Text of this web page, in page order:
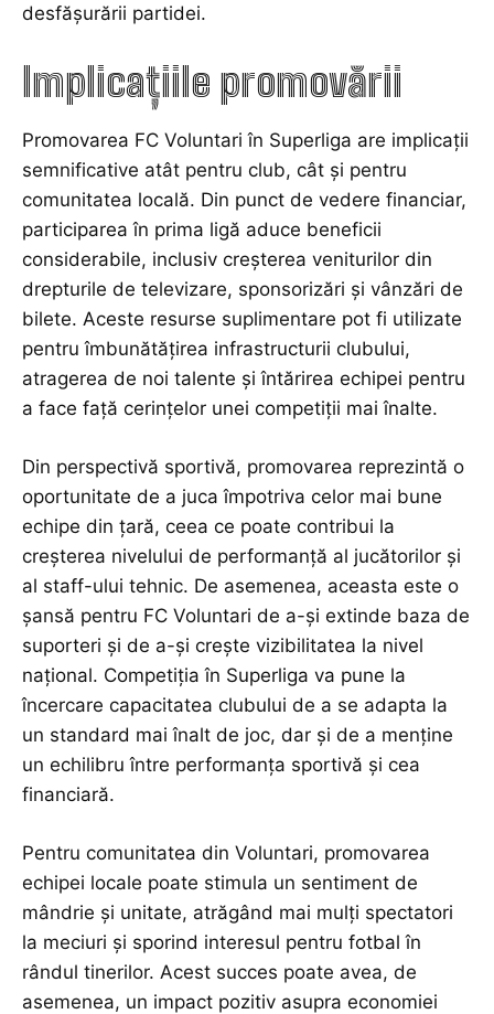
desfășurării partidei.
Implicațiile promovării
Promovarea FC Voluntari în Superliga are implicații
semnificative atât pentru club, cât și pentru
comunitatea locală. Din punct de vedere financiar,
participarea în prima ligă aduce beneficii
considerabile, inclusiv creșterea veniturilor din
drepturile de televizare, sponsorizări și vânzări de
bilete. Aceste resurse suplimentare pot fi utilizate
pentru îmbunătățirea infrastructurii clubului,
atragerea de noi talente și întărirea echipei pentru
a face față cerințelor unei competiții mai înalte.
Din perspectivă sportivă, promovarea reprezintă o
oportunitate de a juca împotriva celor mai bune
echipe din țară, ceea ce poate contribui la
creșterea nivelului de performanță al jucătorilor și
al staff-ului tehnic. De asemenea, aceasta este o
șansă pentru FC Voluntari de a-și extinde baza de
suporteri și de a-și crește vizibilitatea la nivel
național. Competiția în Superliga va pune la
încercare capacitatea clubului de a se adapta la
un standard mai înalt de joc, dar și de a menține
un echilibru între performanța sportivă și cea
financiară.
Pentru comunitatea din Voluntari, promovarea
echipei locale poate stimula un sentiment de
mândrie și unitate, atrăgând mai mulți spectatori
la meciuri și sporind interesul pentru fotbal în
rândul tinerilor. Acest succes poate avea, de
asemenea, un impact pozitiv asupra economiei